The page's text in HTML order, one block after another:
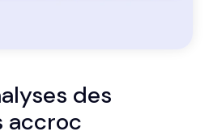
des
accroc